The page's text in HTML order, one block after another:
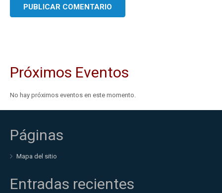
Próximos Eventos
No hay próximos eventos en este momento.
Páginas
Mapa del sitio
Entradas recientes